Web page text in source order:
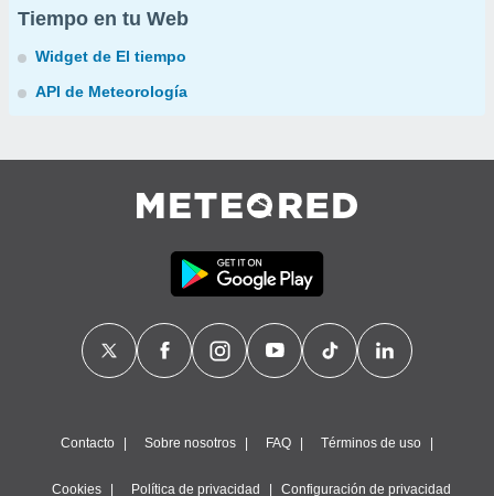
Tiempo en tu Web
Widget de El tiempo
API de Meteorología
Contacto Sobre nosotros FAQ Términos de uso
Cookies Política de privacidad Configuración de privacidad